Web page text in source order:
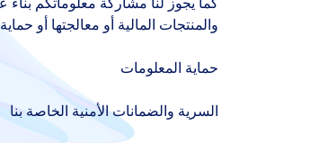
والمنتجات المالية أو معالجتها أو
حماية المعلومات
السرية والضمانات الأمنية الخاصة بنا